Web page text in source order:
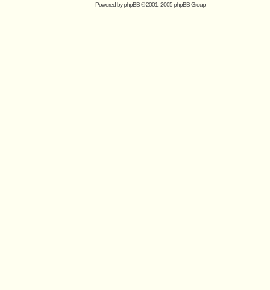
Powered byphpBB© 2001, 2005 phpBB Group